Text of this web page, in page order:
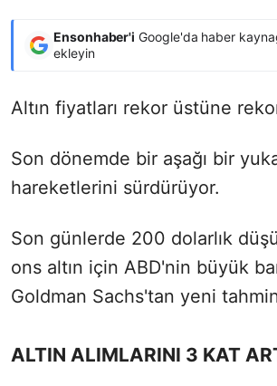
Ensonhaber'i Google'da haber
ekleyin
Altın fiyatları rekor üstüne
Son dönemde bir aşağı bir
hareketlerini sürdürüyor.
Son günlerde 200 dolarlık
ons altın için ABD'nin büyük
Goldman Sachs'tan yeni
ALTIN ALIMLARINI 3 KAT